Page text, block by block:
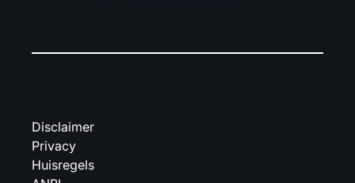
Disclaimer
Privacy
Huisregels